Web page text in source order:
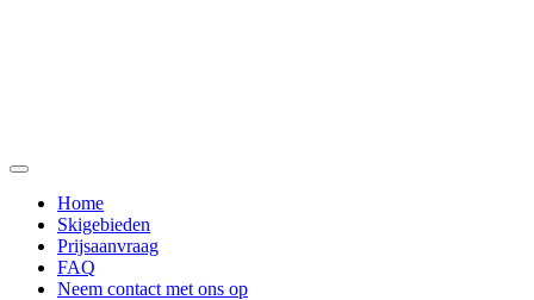
Home
Skigebieden
Prijsaanvraag
FAQ
Neem contact met ons op